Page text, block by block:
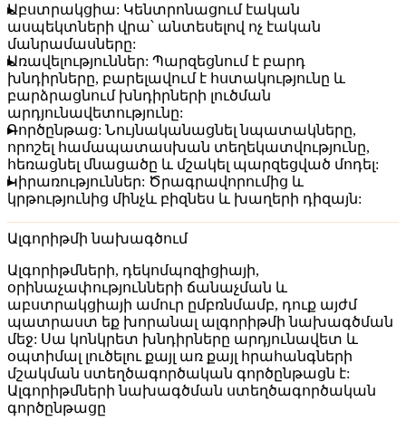
Աբստրակցիա: Կենտրոնացում էական
ասպեկտների վրա՝ անտեսելով ոչ էական
մանրամասները:
Առավելություններ: Պարզեցնում է բարդ
խնդիրները, բարելավում է հստակությունը և
բարձրացնում խնդիրների լուծման
արդյունավետությունը:
Գործընթաց: Նույնականացնել նպատակները,
որոշել համապատասխան տեղեկատվությունը,
հեռացնել մնացածը և մշակել պարզեցված մոդել:
Կիրառություններ: Ծրագրավորումից և
կրթությունից մինչև բիզնես և խաղերի դիզայն:
Ալգորիթմի նախագծում
Ալգորիթմների, դեկոմպոզիցիայի,
օրինաչափությունների ճանաչման և
աբստրակցիայի ամուր ըմբռնմամբ, դուք այժմ
պատրաստ եք խորանալ ալգորիթմի նախագծման
մեջ: Սա կոնկրետ խնդիրները արդյունավետ և
օպտիմալ լուծելու քայլ առ քայլ հրահանգների
մշակման ստեղծագործական գործընթացն է:
Ալգորիթմների նախագծման ստեղծագործական
գործընթացը